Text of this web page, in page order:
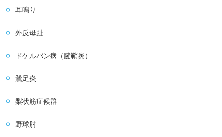
耳鳴り
外反母趾
ドケルバン病（腱鞘炎）
鵞足炎
梨状筋症候群
野球肘